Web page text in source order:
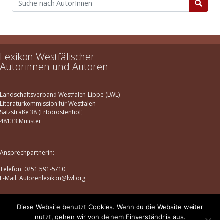
Lexikon Westfälischer
Autorinnen und Autoren
Landschaftsverband Westfalen-Lippe (LWL)
Literaturkommission für Westfalen
Salzstraße 38 (Erbdrostenhof)
48133 Münster
Ansprechpartnerin:
Telefon: 0251 591-5710
E-Mail: Autorenlexikon@lwl.org
Datenschutz |Impressum
Diese Website benutzt Cookies. Wenn du die Website weiter
nutzt, gehen wir von deinem Einverständnis aus.